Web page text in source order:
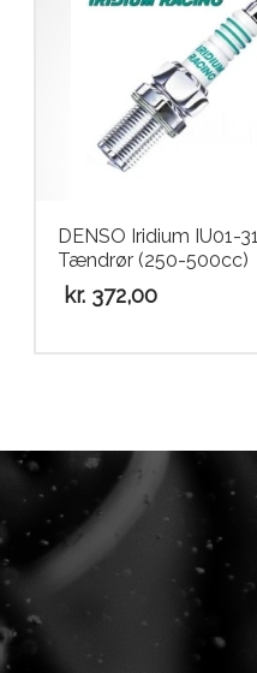
DENSO Iridium IU01-31
Tændrør (250-500cc)
kr.372,00